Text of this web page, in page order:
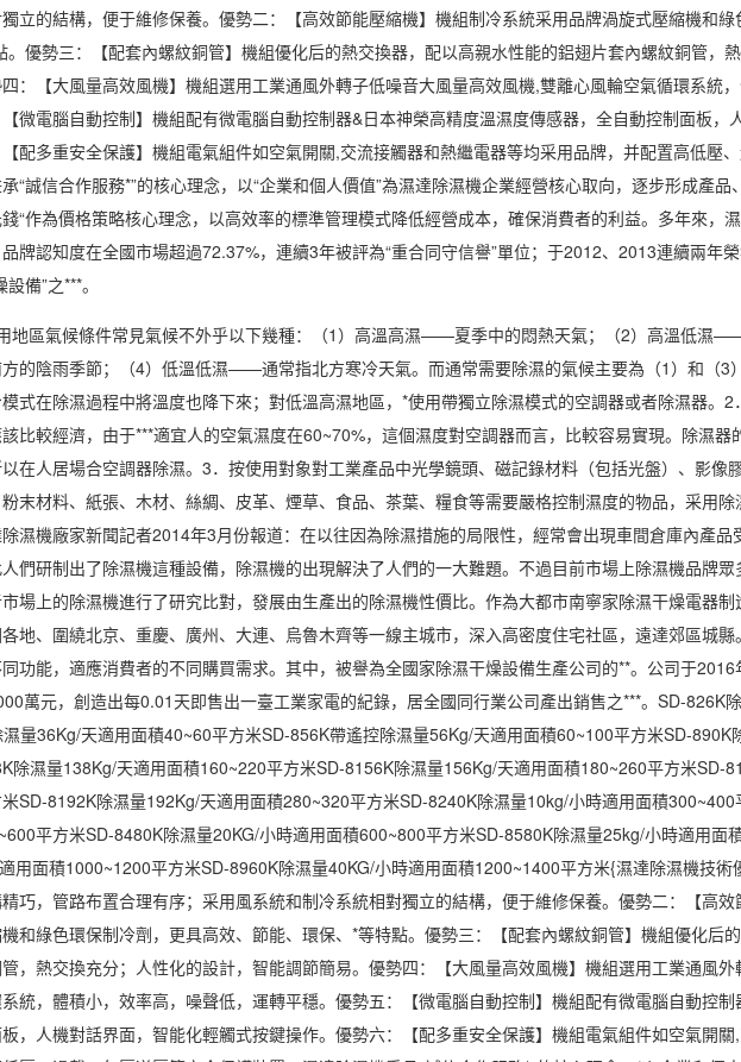
立的結構，便于維修保養。優勢二：【高效節能壓縮機】機組制冷系統采用品牌渦旋式壓縮機和綠
。優勢三：【配套內螺紋銅管】機組優化后的熱交換器，配以高親水性能的鋁翅片套內螺紋銅管，
：【大風量高效風機】機組選用工業通風外轉子低噪音大風量高效風機,雙離心風輪空氣循環系統
微電腦自動控制】機組配有微電腦自動控制器&日本神榮高精度溫濕度傳感器，全自動控制面板，
配多重安全保護】機組電氣組件如空氣開關,交流接觸器和熱繼電器等均采用品牌，并配置高低壓
“誠信合作服務*”的核心理念，以“企業和個人價值”為濕達除濕機企業經營核心取向，逐步形成產
“作為價格策略核心理念，以高效率的標準管理模式降低經營成本，確保消費者的利益。多年來，
牌認知度在全國市場超過72.37%，連續3年被評為“重合同守信譽”單位；于2012、2013連續兩年
備”之***。
區氣候條件常見氣候不外乎以下幾種：（1）高溫高濕——夏季中的悶熱天氣；（2）高溫低濕
的陰雨季節；（4）低溫低濕——通常指北方寒冷天氣。而通常需要除濕的氣候主要為（1）和（3
式在除濕過程中將溫度也降下來；對低溫高濕地區，*使用帶獨立除濕模式的空調器或者除濕器。
比較經濟，由于***適宜人的空氣濕度在60~70%，這個濕度對空調器而言，比較容易實現。除濕
在人居場合空調器除濕。3．按使用對象對工業產品中光學鏡頭、磁記錄材料（包括光盤）、影像
末材料、紙張、木材、絲綢、皮革、煙草、食品、茶葉、糧食等需要嚴格控制濕度的物品，采用
濕機廠家新聞記者2014年3月份報道：在以往因為除濕措施的局限性，經常會出現車間倉庫內產
們研制出了除濕機這種設備，除濕機的出現解決了人們的一大難題。不過目前市場上除濕機品牌
場上的除濕機進行了研究比對，發展由生產出的除濕機性價比。作為大都市南寧家除濕干燥電器
地、圍繞北京、重慶、廣州、大連、烏魯木齊等一線主城市，深入高密度住宅社區，遠達郊區城
功能，適應消費者的不同購買需求。其中，被譽為全國家除濕干燥設備生產公司的**。公司于
萬元，創造出每0.01天即售出一臺工業家電的紀錄，居全國同行業公司產出銷售之***。SD-826K
量36Kg/天適用面積40~60平方米SD-856K帶遙控除濕量56Kg/天適用面積60~100平方米SD-
除濕量138Kg/天適用面積160~220平方米SD-8156K除濕量156Kg/天適用面積180~260平方米SD-
SD-8192K除濕量192Kg/天適用面積280~320平方米SD-8240K除濕量10kg/小時適用面積
平方米SD-8480K除濕量20KG/小時適用面積600~800平方米SD-8580K除濕量25kg/小時適用面
用面積1000~1200平方米SD-8960K除濕量40KG/小時適用面積1200~1400平方米{濕達除濕機技術
巧，管路布置合理有序；采用風系統和制冷系統相對獨立的結構，便于維修保養。優勢二：【高
和綠色環保制冷劑，更具高效、節能、環保、*等特點。優勢三：【配套內螺紋銅管】機組優化后
，熱交換充分；人性化的設計，智能調節簡易。優勢四：【大風量高效風機】機組選用工業通風
統，體積小，效率高，噪聲低，運轉平穩。優勢五：【微電腦自動控制】機組配有微電腦自動控制
，人機對話界面，智能化輕觸式按鍵操作。優勢六：【配多重安全保護】機組電氣組件如空氣開